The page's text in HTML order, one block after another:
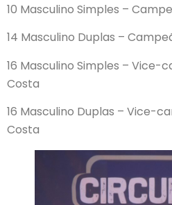
10 Masculino Simples –
14 Masculino Duplas –
16 Masculino Simples – Vice-
Costa
16 Masculino Duplas – Vice-
Costa